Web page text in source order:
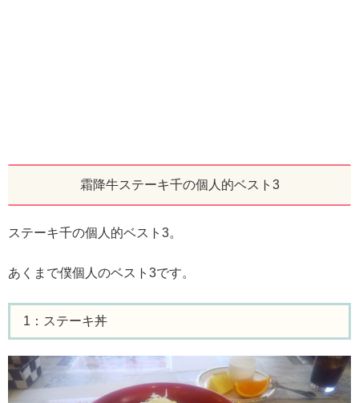
霜降牛ステーキ千の個人的ベスト3
ステーキ千の個人的ベスト3。
あくまで僕個人のベスト3です。
1：ステーキ丼